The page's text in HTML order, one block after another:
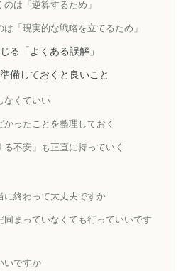
は「逆算するため」
「現実的な戦略を立てるため」
る「よくある誤解」
備しておくと良いこと
なくていい
ったことを整理しておく
る不安」も正直に持っていく
に終わって大丈夫ですか
固まっていなくても行っていいです
いですか